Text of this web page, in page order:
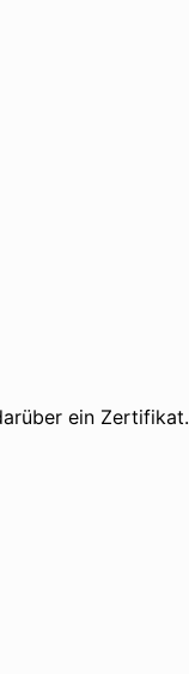
ein Zertifikat.